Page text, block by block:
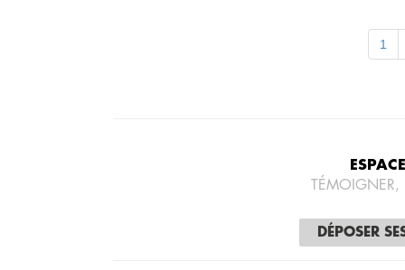
1
DÉPOSER